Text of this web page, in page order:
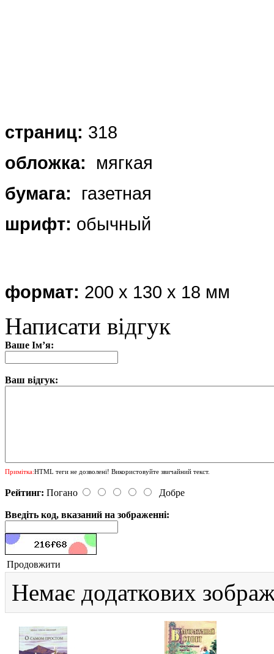
страниц: 318
обложка:
мягкая
бумага:
газетная
шрифт: обычный
формат: 200 х 130 х 18 мм
Написати відгук
Ваше Ім’я:
Ваш відгук:
Примітка:HTML теги не дозволені! Використовуйте звичайний текст.
Рейтинг: Погано Добре
Введіть код, вказаний на зображенні:
Продовжити
Немає додаткових